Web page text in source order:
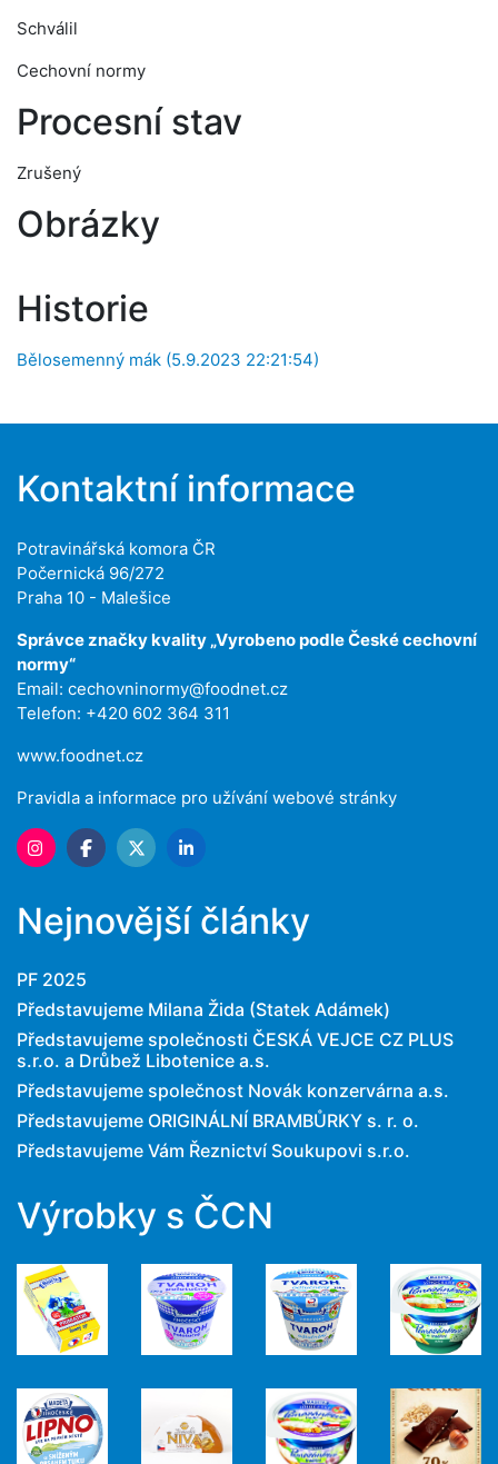
Schválil
Cechovní normy
Procesní stav
Zrušený
Obrázky
Historie
Bělosemenný mák (5.9.2023 22:21:54)
Kontaktní informace
Potravinářská komora ČR
Počernická 96/272
Praha 10 - Malešice
Správce značky kvality „Vyrobeno podle České cechovní
normy“
Email: cechovninormy@foodnet.cz
Telefon: +420 602 364 311
www.foodnet.cz
Pravidla a informace pro užívání webové stránky
Nejnovější články
PF 2025
Představujeme Milana Žida (Statek Adámek)
Představujeme společnosti ČESKÁ VEJCE CZ PLUS
s.r.o. a Drůbež Libotenice a.s.
Představujeme společnost Novák konzervárna a.s.
Představujeme ORIGINÁLNÍ BRAMBŮRKY s. r. o.
Představujeme Vám Řeznictví Soukupovi s.r.o.
Výrobky s ČCN